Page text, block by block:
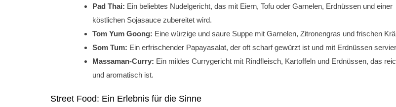
Pad Thai: Ein beliebtes Nudelgericht, das mit Eiern, Tofu oder Garnelen, Erdnüssen und einer
köstlichen Sojasauce zubereitet wird.
Tom Yum Goong: Eine würzige und saure Suppe mit Garnelen, Zitronengras und frischen
Som Tum: Ein erfrischender Papayasalat, der oft scharf gewürzt ist und mit Erdnüssen
Massaman-Curry: Ein mildes Currygericht mit Rindfleisch, Kartoffeln und Erdnüssen, das
und aromatisch ist.
Street Food: Ein Erlebnis für die Sinne